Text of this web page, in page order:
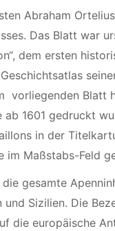
Abraham
Das Blatt war
dem ersten
vorliegenden Blatt
ab 1601 gedruckt
in der
im Maßstabs-Feld
gesamte
Sizilien. Die
die europäische